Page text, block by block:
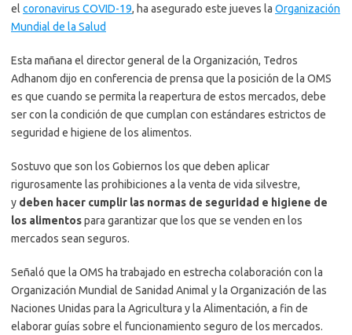
el coronavirus COVID-19, ha asegurado este jueves la Organización
Mundial de la Salud
Esta mañana el director general de la Organización, Tedros
Adhanom dijo en conferencia de prensa que la posición de la OMS
es que cuando se permita la reapertura de estos mercados, debe
ser con la condición de que cumplan con estándares estrictos de
seguridad e higiene de los alimentos.
Sostuvo que son los Gobiernos los que deben aplicar
rigurosamente las prohibiciones a la venta de vida silvestre,
y deben hacer cumplir las normas de seguridad e higiene de
los alimentospara garantizar que los que se venden en los
mercados sean seguros.
Señaló que la OMS ha trabajado en estrecha colaboración con la
Organización Mundial de Sanidad Animal y la Organización de las
Naciones Unidas para la Agricultura y la Alimentación, a fin de
elaborar guías sobre el funcionamiento seguro de los mercados.